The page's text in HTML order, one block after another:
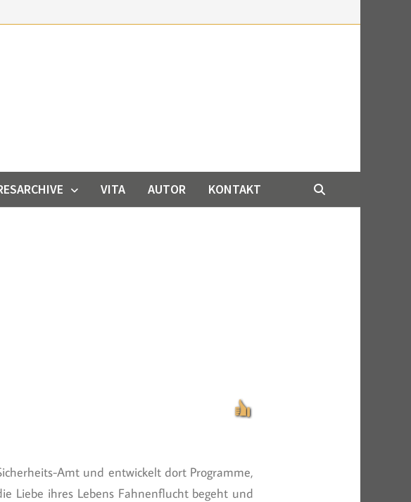
VITA AUTOR KONTAKT
Amt und entwickelt dort Programme,
Liebe ihres Lebens Fahnenflucht begeht und